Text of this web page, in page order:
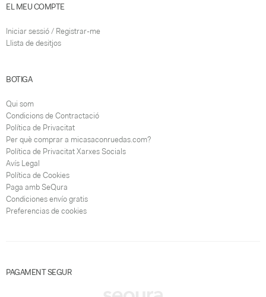
EL MEU COMPTE
Iniciar sessió / Registrar-me
Llista de desitjos
BOTIGA
Qui som
Condicions de Contractació
Política de Privacitat
Per què comprar a micasaconruedas.com?
Política de Privacitat Xarxes Socials
Avís Legal
Política de Cookies
Paga amb SeQura
Condiciones envío gratis
Preferencias de cookies
PAGAMENT SEGUR